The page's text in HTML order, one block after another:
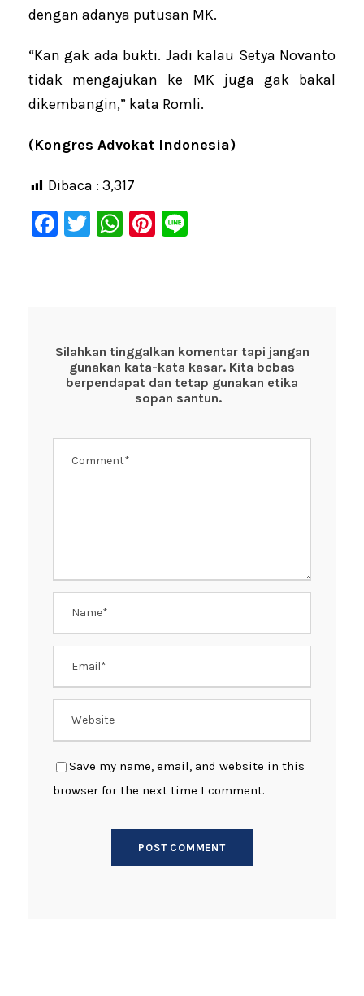
dengan adanya putusan MK.
“Kan gak ada bukti. Jadi kalau Setya Novanto
tidak mengajukan ke MK juga gak bakal
dikembangin,” kata Romli.
(Kongres Advokat Indonesia)
Dibaca : 3,317
F
o
o
T
W
p
p
Pi
Silahkan tinggalkan komentar tapi jangan
gunakan kata-kata kasar. Kita bebas
berpendapat dan tetap gunakan etika
sopan santun.
Save my name, email, and website in this
browser for the next time I comment.